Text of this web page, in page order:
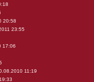
20:58
23:55
17:06
11:19